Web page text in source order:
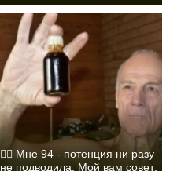
❤️‍🔥 Мне 94 - потенция ни разу
не подводила. Мой вам совет: